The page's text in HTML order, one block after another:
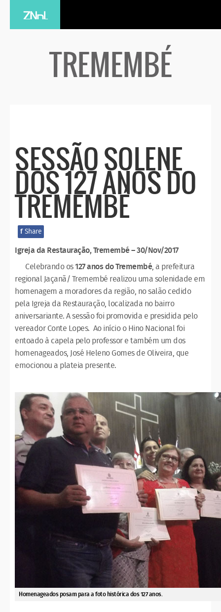
TREMEMBÉ
SESSÃO SOLENE
DOS 127 ANOS DO
TREMEMBÉ
f Share
Igreja da Restauração, Tremembé – 30/Nov/2017
Celebrando os127 anos do Tremembé, a prefeitura
regional Jaçanã/ Tremembé realizou uma solenidade em
homenagem a moradores da região, no salão cedido
pela Igreja da Restauração, localizada no bairro
aniversariante. A sessão foi promovida e presidida pelo
vereador Conte Lopes. Ao início o Hino Nacional foi
entoado à capela pelo professor e também um dos
homenageados, José Heleno Gomes de Oliveira, que
emocionou a plateia presente.
Homenageados posam para a foto histórica dos 127 anos.